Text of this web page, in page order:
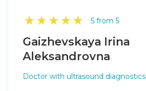
★★★★★ 5 from 5
Gaizhevskaya Irina
Aleksandrovna
Doctor with ultrasound diagnostics